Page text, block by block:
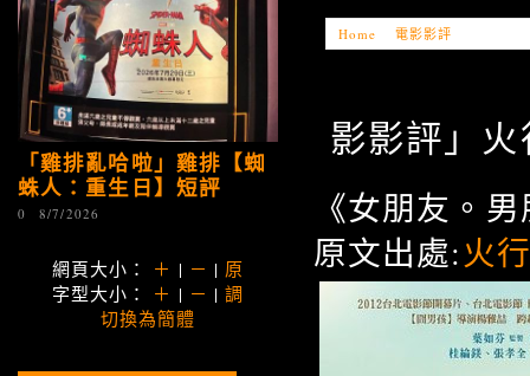
Home 電影影評
影影評」
《女朋友。
原文出處:火
「雞排亂哈啦」雞排【蜘
蛛人：重生日】短評
0 8/7/2026
網頁大小： ＋ | － | 原
字型大小： ＋ | － |調
切換為簡體